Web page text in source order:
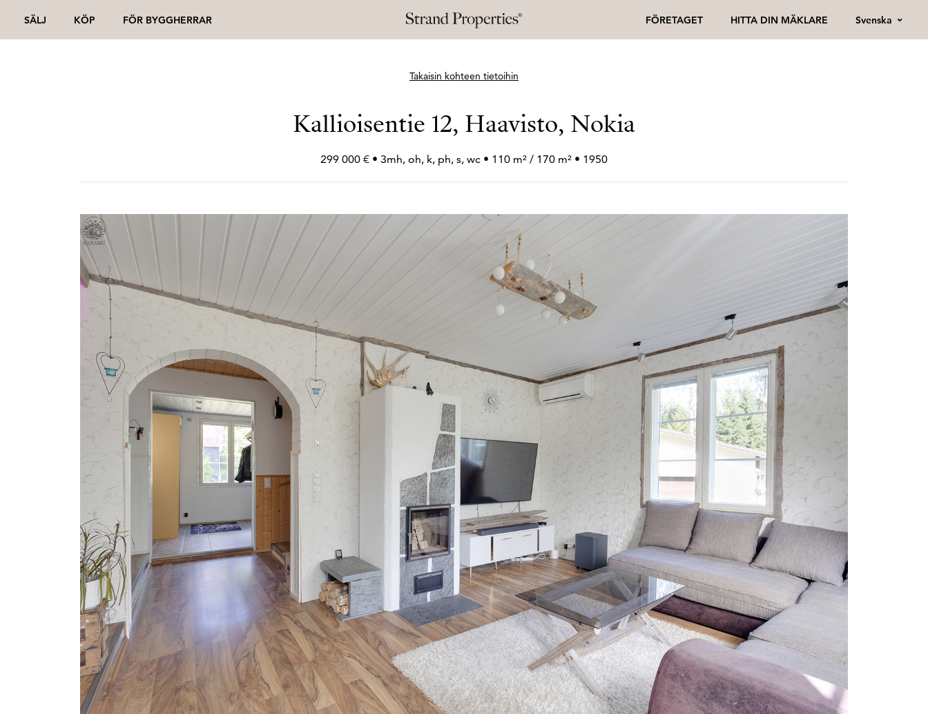
SÄLJ KÖP FÖR BYGGHERRAR FÖRETAGET HITTA DIN MÄKLARE Svenska
Takaisin kohteen tietoihin
Kallioisentie 12, Haavisto, Nokia
299 000 € • 3mh, oh, k, ph, s, wc • 110 m² / 170 m² • 1950